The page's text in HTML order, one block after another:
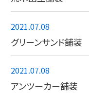
2021.07.08
グリーンサンド舗装
2021.07.08
アンツーカー舗装